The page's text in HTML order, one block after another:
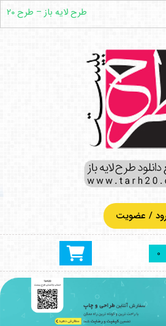
/ عضویت
0
طرح لایه باز – طرح ۲۰